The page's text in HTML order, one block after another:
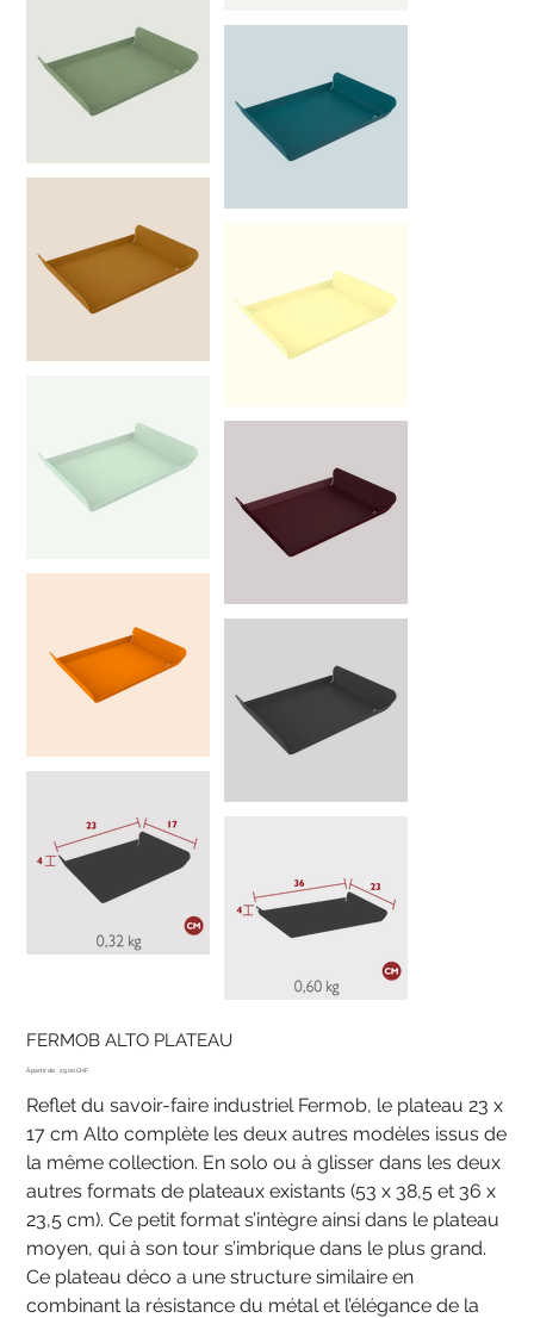
FERMOB ALTO PLATEAU
À partir de Prix
29.00 CHF
Reflet du savoir-faire industriel Fermob, le plateau 23 x
17 cm Alto complète les deux autres modèles issus de
la même collection. En solo ou à glisser dans les deux
autres formats de plateaux existants (53 x 38,5 et 36 x
23,5 cm). Ce petit format s’intègre ainsi dans le plateau
moyen, qui à son tour s’imbrique dans le plus grand.
Ce plateau déco a une structure similaire en
combinant la résistance du métal et l’élégance de la